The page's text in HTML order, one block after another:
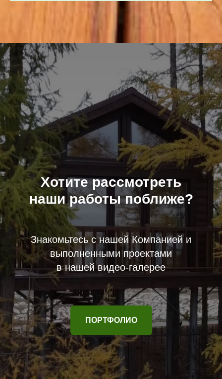
Хотите рассмотреть
наши работы поближе?
Знакомьтесь с нашей Компанией и
выполненными проектами
в нашей видео-галерее
ПОРТФОЛИО